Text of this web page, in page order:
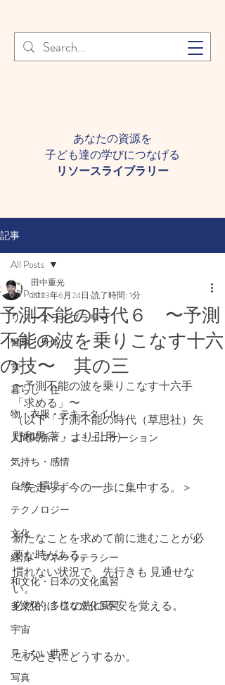
登録者様へ 個人情報の取り扱
いについて Learn More
あなたの資源を
子ども達の学びにつなげる​
​リソースライブラリー
記事
All Posts
リソースライブラリー
健康・身体
食
暮らし・住
物・衣服・テキスタイル
人間関係・・コミュニケーション
気持ち・感情
自然・環境
テクノロジー
文化
経済・マネーリテラシー
和文化・日本の文化風習
多文化・多様な文化風習
宇宙
見えない世界
写真
All Posts
予測不能の時代６ 〜予測
不能の波を乗りこなす十六
の技〜 其の三
田中重光
2023年6月24日 読了時間: 1分
〜予測不能の波を乗りこなす十六手
「求める」〜
（以下「予測不能の時代（草思社）矢
野和男 著」より引用）
＜先走らず今の一歩に集中する。＞
新たなことを求めて前に進むことが必
要な時がある。
慣れない状況で、先行きも 見通せな
い。
必然的に この先に不安を覚える。
このときにどうするか。